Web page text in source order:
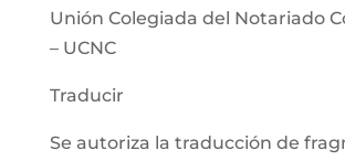
Unión Colegiada del Notariado
– UCNC
Traducir
Se autoriza la traducción de